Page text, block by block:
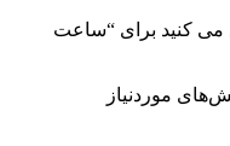
می کنید برای “ساعت
موردنیاز